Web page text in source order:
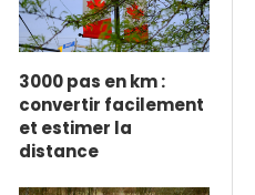
3000 pas en km :
convertir facilement
et estimer la
distance